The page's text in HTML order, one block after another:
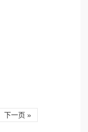
下一页 »